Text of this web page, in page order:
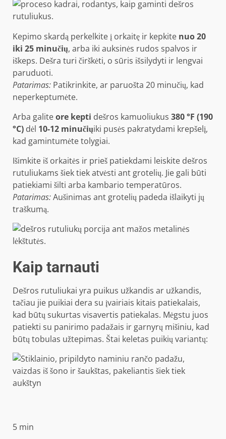
Kepimo skardą perkelkite į orkaitę ir kepkite nuo 20
iki 25 minučių, arba iki auksinės rudos spalvos ir
iškeps. Dešra turi čirškėti, o sūris išsilydyti ir lengvai
paruduoti.
Patarimas: Patikrinkite, ar paruošta 20 minučių, kad
neperkeptumėte.
Arba galiteore kepti dešros kamuoliukus 380 °F (190
°C) dėl 10-12 minučiųiki pusės pakratydami krepšelį,
kad gamintumėte tolygiai.
Išimkite iš orkaitės ir prieš patiekdami leiskite dešros
rutuliukams šiek tiek atvėsti ant grotelių. Jie gali būti
patiekiami šilti arba kambario temperatūros.
Patarimas:Aušinimas ant grotelių padeda išlaikyti jų
traškumą.
Kaip tarnauti
Dešros rutuliukai yra puikus užkandis ar užkandis,
tačiau jie puikiai dera su įvairiais kitais patiekalais,
kad būtų sukurtas visavertis patiekalas. Mėgstu juos
patiekti su panirimo padažais ir garnyrų mišiniu, kad
būtų tobulas užtepimas. Štai keletas puikių variantų:
5minučių
min